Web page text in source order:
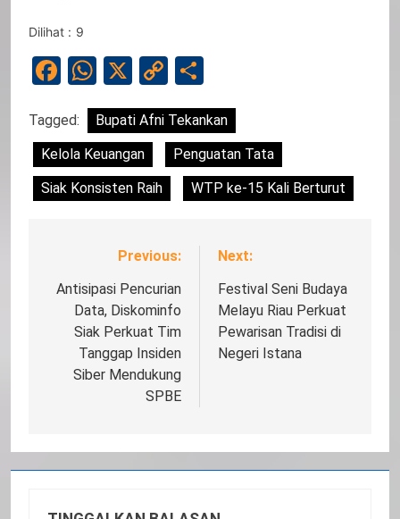
Dilihat : 9
Facebook
WhatsApp
X
Copy
Tagged:
Bupati Afni Tekankan
Kelola Keuangan
Penguatan Tata
Siak Konsisten Raih
WTP ke-15 Kali Berturut
Navigasi
pos
Previous:
Antisipasi Pencurian
Data, Diskominfo
Siak Perkuat Tim
Tanggap Insiden
Siber Mendukung
SPBE
Next:
Festival Seni Budaya
Melayu Riau Perkuat
Pewarisan Tradisi di
Negeri Istana